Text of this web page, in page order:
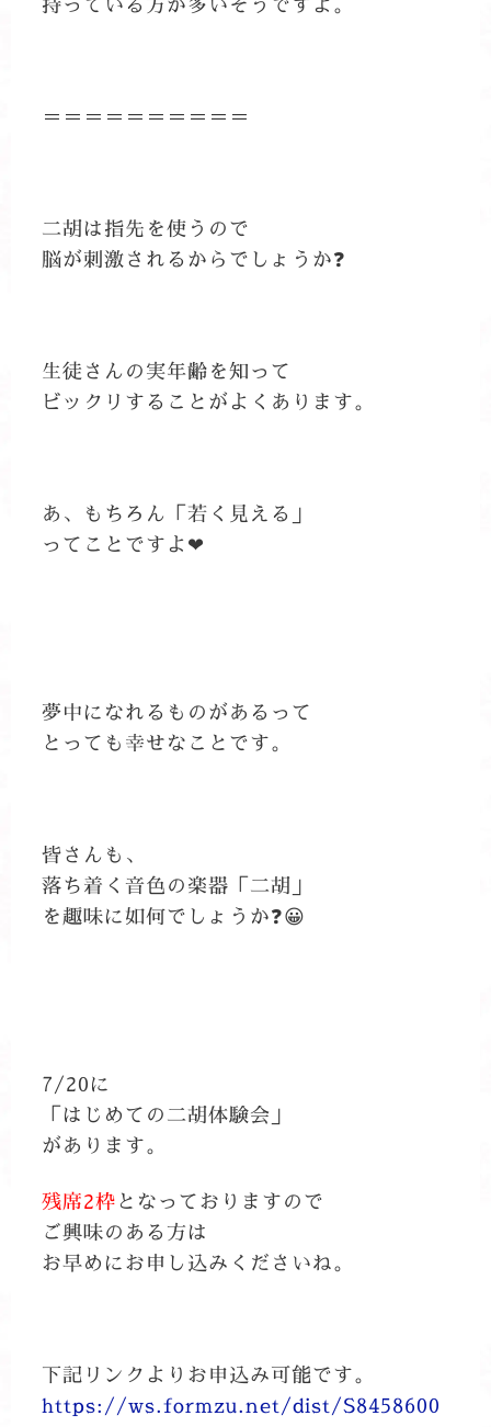
＝＝＝＝＝＝＝＝＝＝
二胡は指先を使うので
脳が刺激されるからでしょうか❓
生徒さんの実年齢を知って
ビックリすることがよくあります。
あ、もちろん「若く見える」
ってことですよ❤
夢中になれるものがあるって
とっても幸せなことです。
皆さんも、
落ち着く音色の楽器「二胡」
を趣味に如何でしょうか❓😀
7/20に
「はじめての二胡体験会」
があります。
残席2枠となっておりますので
ご興味のある方は
お早めにお申し込みくださいね。
下記リンクよりお申込み可能です。
https://ws.formzu.net/dist/S8458600